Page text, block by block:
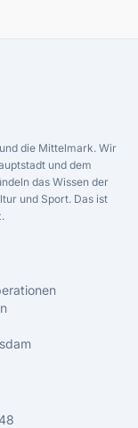
die Mittelmark. Wir
und dem
das Wissen der
und Sport. Das ist